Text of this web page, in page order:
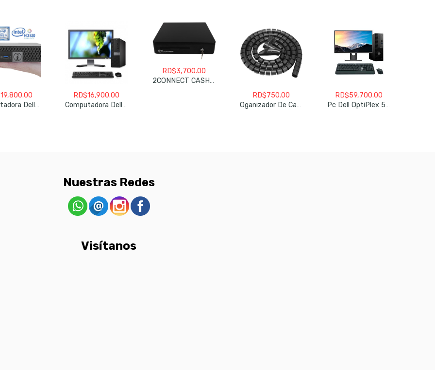
19,800.00
Computadora Dell Optiplex 5050/7050/5040/7040 Sff Core I5-6500 6ta. Generacion Usada Mini PC
RD$16,900.00
Computadora Dell Optiplex 5050/7050/5040/7040 Sff Core I5-6500 6ta. Generacion Usada
RD$3,700.00
2CONNECT CASH DRAWER 2C-CD405R 5BILL-8COIN
RD$750.00
Oganizador De Cables
RD$59,700.00
Pc Dell OptiPlex 5090 SFF Refurbiched
Nuestras Redes
Visítanos